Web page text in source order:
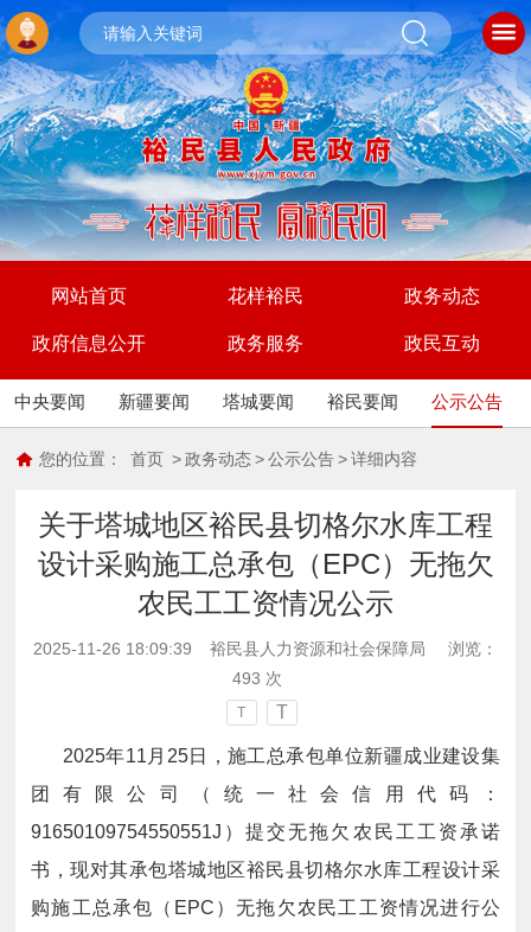
网站首页 花样裕民 政务动态
政府信息公开 政务服务 政民互动
中央要闻 新疆要闻 塔城要闻 裕民要闻 公示公告
您的位置： 首页 > 政务动态 > 公示公告 > 详细内容
关于塔城地区裕民县切格尔水库工程
设计采购施工总承包（EPC）无拖欠
农民工工资情况公示
2025-11-26 18:09:39 裕民县人力资源和社会保障局
浏览：
493 次
T T
2025年11月25日，施工总承包单位新疆成业建设集
团有限公司（统一社会信用代码：
91650109754550551J）提交无拖欠农民工工资承诺
书，现对其承包塔城地区裕民县切格尔水库工程设计采
购施工总承包（EPC）无拖欠农民工工资情况进行公